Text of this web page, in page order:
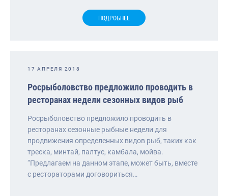
ПОДРОБНЕЕ
17 АПРЕЛЯ 2018
Росрыболовство предложило проводить в
ресторанах недели сезонных видов рыб
Росрыболовство предложило проводить в
ресторанах сезонные рыбные недели для
продвижения определенных видов рыб, таких как
треска, минтай, палтус, камбала, мойва.
“Предлагаем на данном этапе, может быть, вместе
с рестораторами договориться…